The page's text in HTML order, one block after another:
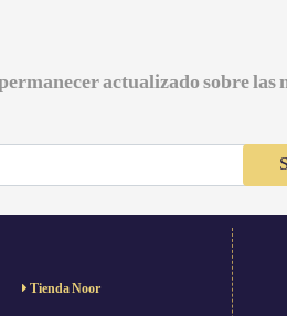
actualizado sobre las
Tienda Noor